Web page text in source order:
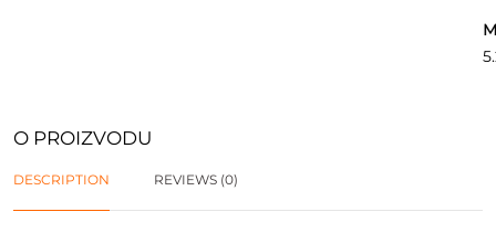
O PROIZVODU
DESCRIPTION REVIEWS (0)